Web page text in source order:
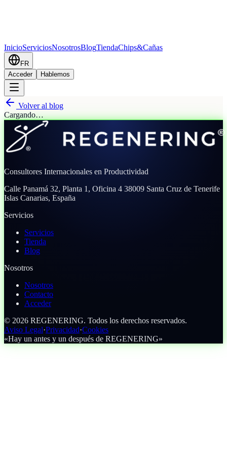
InicioServiciosNosotrosBlogTiendaChips&Cañas
FR
Acceder
Hablemos
Volver al blog
Cargando…
Consultores Internacionales en Productividad
Calle Panamá 32, Planta 1, Oficina 4 38009 Santa Cruz de Tenerife
Islas Canarias, España
Servicios
Servicios
Tienda
Blog
Nosotros
Nosotros
Contacto
Acceder
© 2026 REGENERING. Todos los derechos reservados.
Aviso Legal·Privacidad·Cookies
«Hay un antes y un después de REGENERING»